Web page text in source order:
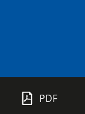
Fræser /
PDF